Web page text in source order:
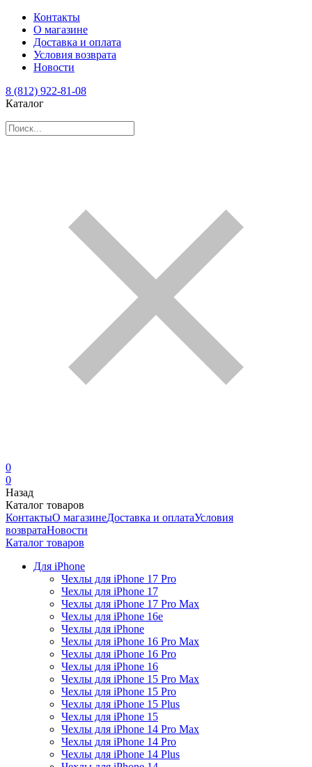
Контакты
О магазине
Доставка и оплата
Условия возврата
Новости
8 (812) 922-81-08
Каталог
0
0
Назад
Каталог товаров
КонтактыО магазинеДоставка и оплатаУсловия
возвратаНовости
Каталог товаров
Для iPhone
Чехлы для iPhone 17 Pro
Чехлы для iPhone 17
Чехлы для iPhone 17 Pro Max
Чехлы для iPhone 16e
Чехлы для iPhone
Чехлы для iPhone 16 Pro Max
Чехлы для iPhone 16 Pro
Чехлы для iPhone 16
Чехлы для iPhone 15 Pro Max
Чехлы для iPhone 15 Pro
Чехлы для iPhone 15 Plus
Чехлы для iPhone 15
Чехлы для iPhone 14 Pro Max
Чехлы для iPhone 14 Pro
Чехлы для iPhone 14 Plus